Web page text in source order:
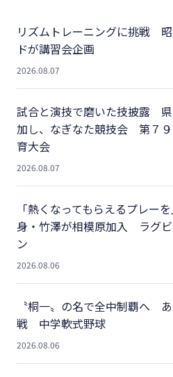
リズムトレーニングに挑戦
ドが講習会企画
2026.08.07
試合と演技で磨いた技披露
加し、なぎなた競技会 第７
育大会
2026.08.07
「熱くなってもらえるプレー
身・竹澤が相模原加入 ラグ
ン
2026.08.06
〝桐一〟の名で全中制覇へ
戦 中学軟式野球
2026.08.06